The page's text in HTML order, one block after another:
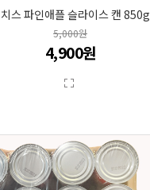
스 파인애플 슬라이스 캔 850g
5,000원
4,900원